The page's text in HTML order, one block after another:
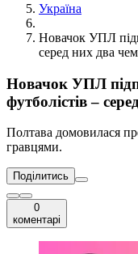
Україна
Новачок УПЛ
серед них два
Новачок УПЛ
футболістів –
Полтава домовилася
гравцями.
Поділитись
0
коментарі